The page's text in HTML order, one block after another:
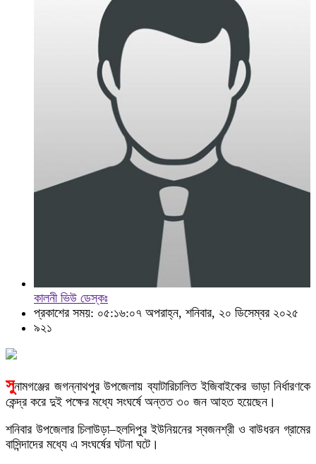
কালনী ভিউ ডেস্কঃ
প্রকাশের সময়: ০৫:১৬:০৭ অপরাহ্ন, শনিবার, ২০ ডিসেম্বর ২০২৫
৯২১
সুনামগঞ্জের জগন্নাথপুর উপজেলায় ব্যাটারিচালিত ইজিবাইকের ভাড়া নির্ধারণকে
কেন্দ্র করে দুই পক্ষের মধ্যে সংঘর্ষে অন্তত ৩০ জন আহত হয়েছেন।
শনিবার উপজেলার চিলাউড়া–হলদিপুর ইউনিয়নের স্বজনশ্রী ও বাউধরন গ্রামের
বাসিন্দাদের মধ্যে এ সংঘর্ষের ঘটনা ঘটে।